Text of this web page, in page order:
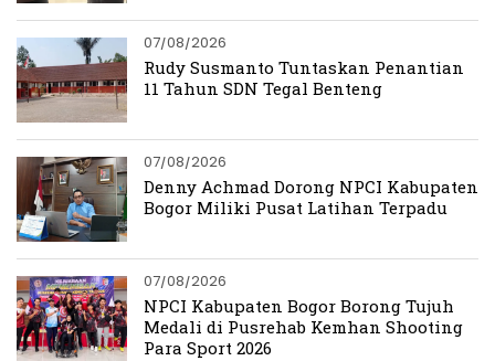
07/08/2026
Rudy Susmanto Tuntaskan Penantian
11 Tahun SDN Tegal Benteng
07/08/2026
Denny Achmad Dorong NPCI Kabupaten
Bogor Miliki Pusat Latihan Terpadu
07/08/2026
NPCI Kabupaten Bogor Borong Tujuh
Medali di Pusrehab Kemhan Shooting
Para Sport 2026